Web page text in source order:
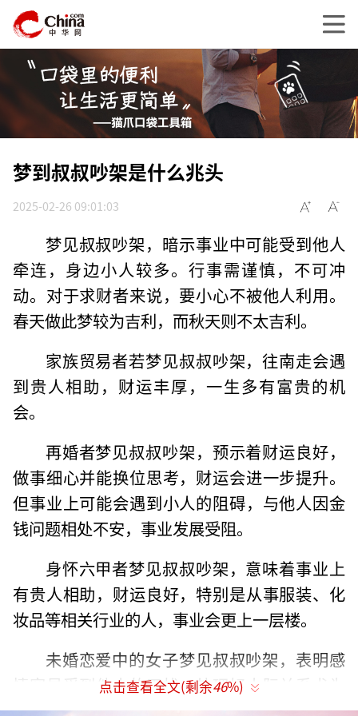
梦到叔叔吵架是什么兆头
2025-02-26 09:01:03
梦见叔叔吵架，暗示事业中可能受到他人
牵连，身边小人较多。行事需谨慎，不可冲
动。对于求财者来说，要小心不被他人利用。
春天做此梦较为吉利，而秋天则不太吉利。
家族贸易者若梦见叔叔吵架，往南走会遇
到贵人相助，财运丰厚，一生多有富贵的机
会。
再婚者梦见叔叔吵架，预示着财运良好，
做事细心并能换位思考，财运会进一步提升。
但事业上可能会遇到小人的阻碍，与他人因金
钱问题相处不安，事业发展受阻。
身怀六甲者梦见叔叔吵架，意味着事业上
有贵人相助，财运良好，特别是从事服装、化
妆品等相关行业的人，事业会更上一层楼。
未婚恋爱中的女子梦见叔叔吵架，表明感
情容易受到他人的干扰，处理好人际关系尤为
重要，否则小人众多，生活难以顺遂。
点击查看全文(剩余46%)